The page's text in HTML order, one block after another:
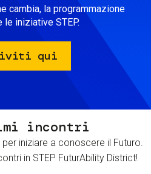
cambia, la programmazione
le iniziative STEP.
qui
incontri
iniziare a conoscere il Futuro.
in STEP FuturAbility District!